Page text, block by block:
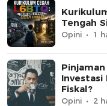
Tengah
Opini 1
Investasi
Fiskal?
Opini 2